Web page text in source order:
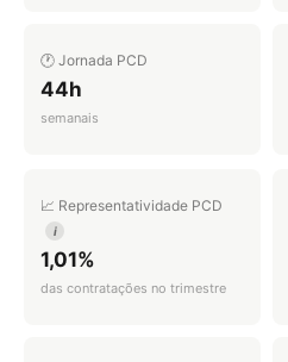
🕐 Jornada PCD
44h
semanais
📈 Representatividade PCD
i
1,01%
das contratações no trimestre